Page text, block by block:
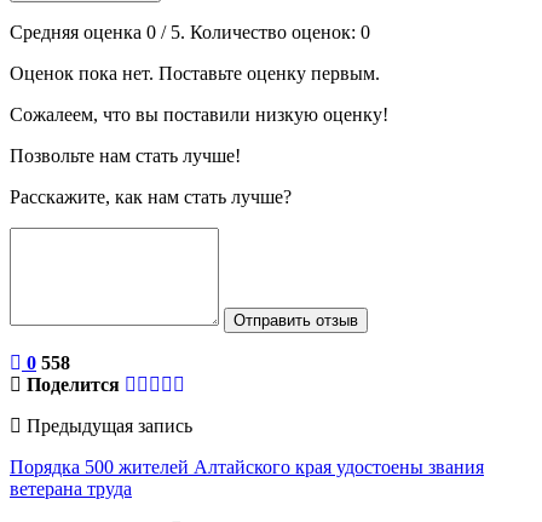
Средняя оценка 0 / 5. Количество оценок: 0
Оценок пока нет. Поставьте оценку первым.
Сожалеем, что вы поставили низкую оценку!
Позвольте нам стать лучше!
Расскажите, как нам стать лучше?
Отправить отзыв
0 558
Поделится
Предыдущая запись
Порядка 500 жителей Алтайского края удостоены звания
ветерана труда